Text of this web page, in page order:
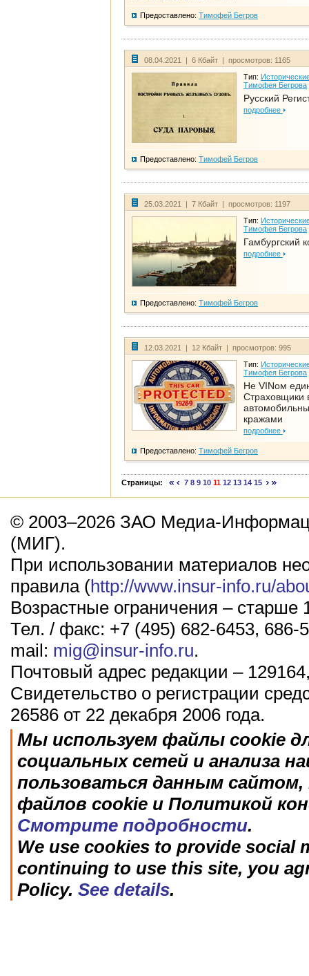
Предоставлено: Тимофей Бегров
08.04.2021 | 6 Кбайт | просмотров: 1165
Тип:
Тимофея Бегрова
Русский
подробнее
Предоставлено: Тимофей Бегров
25.03.2021 | 7 Кбайт | просмотров: 1197
Тип:
Тимофея Бегрова
Гамбургский
подробнее
Предоставлено: Тимофей Бегров
12.03.2021 | 12 Кбайт | просмотров: 995
Тип:
Тимофея Бегрова
Не VINом
Страховщики
кражами
подробнее
Предоставлено: Тимофей Бегров
Страницы: 7 8 9 10 11 12 13 14 15
© 2003–2026 ЗАО Медиа-
(МИГ).
При использовании материалов
правила (http://www.insur-info.ru/
Возрастные ограничения – старше
Тел. / факс: +7 (495) 682-6453, 686-
mail: mig@insur-info.ru.
Почтовый адрес редакции –
Свидетельство о регистрации
26586 от 22 декабря 2006 года.
Мы используем файлы cookie
социальных сетей и анализа
пользоваться данным
файлов cookie и Политикой
Смотрите подробности.
We use cookies to provide social
continuing to use this site, you
Policy. See details.